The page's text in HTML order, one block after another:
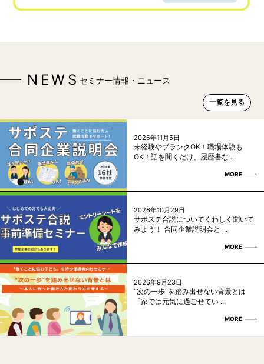
NEWS セミナー情報・ニュース
一覧を見る
2026年11月5日
未経験やブランクOK！職場体験も
OK！話を聞くだけ、履歴書な ...
MORE
2026年10月29日
サポステ合説についてくわしく聞いて
みよう！ 合同企業説明会と ...
MORE
2026年9月23日
“次の一歩”を踏み出せない背景とは
「家では元気に過ごせてい ...
MORE